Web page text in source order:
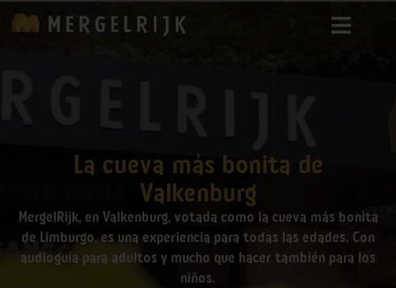
La cueva más bonita de
Valkenburg
MergelRijk, en Valkenburg, votada como la cueva más bonita
de Limburgo, es una experiencia para todas las edades. Con
audioguía para adultos y mucho que hacer también para los
niños.